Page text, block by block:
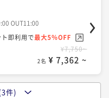
IN 15:00 - 29:00 OUT11:00
ト即利用で 最大5％OFF
¥14,154~
¥ 13,446 ~
OUT11:00
ト即利用で最大5％OFF
¥7,750~
2名 ¥ 7,362 ~
件)